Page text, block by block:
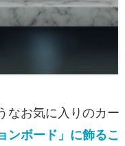
なお気に入りのカー
ンボード」に飾るこ